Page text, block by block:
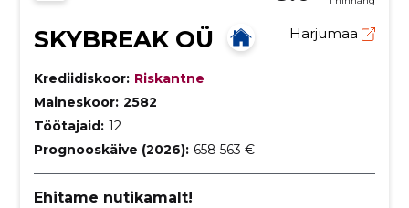
SKYBREAK OÜ Harjumaa
Krediidiskoor: Riskantne
Maineskoor: 2582
Töötajaid: 12
Prognooskäive (2026): 658 563 €
Ehitame nutikamalt!